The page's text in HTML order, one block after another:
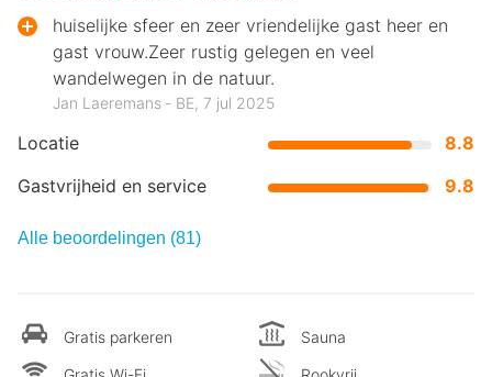
Locatie
8.8
Gastvrijheid en service
9.8
huiselijke sfeer en zeer vriendelijke gast heer en
gast vrouw.Zeer rustig gelegen en veel
wandelwegen in de natuur.
Jan Laeremans ‐ BE, 7 jul 2025
Alle beoordelingen (81)
Gratis parkeren
Sauna